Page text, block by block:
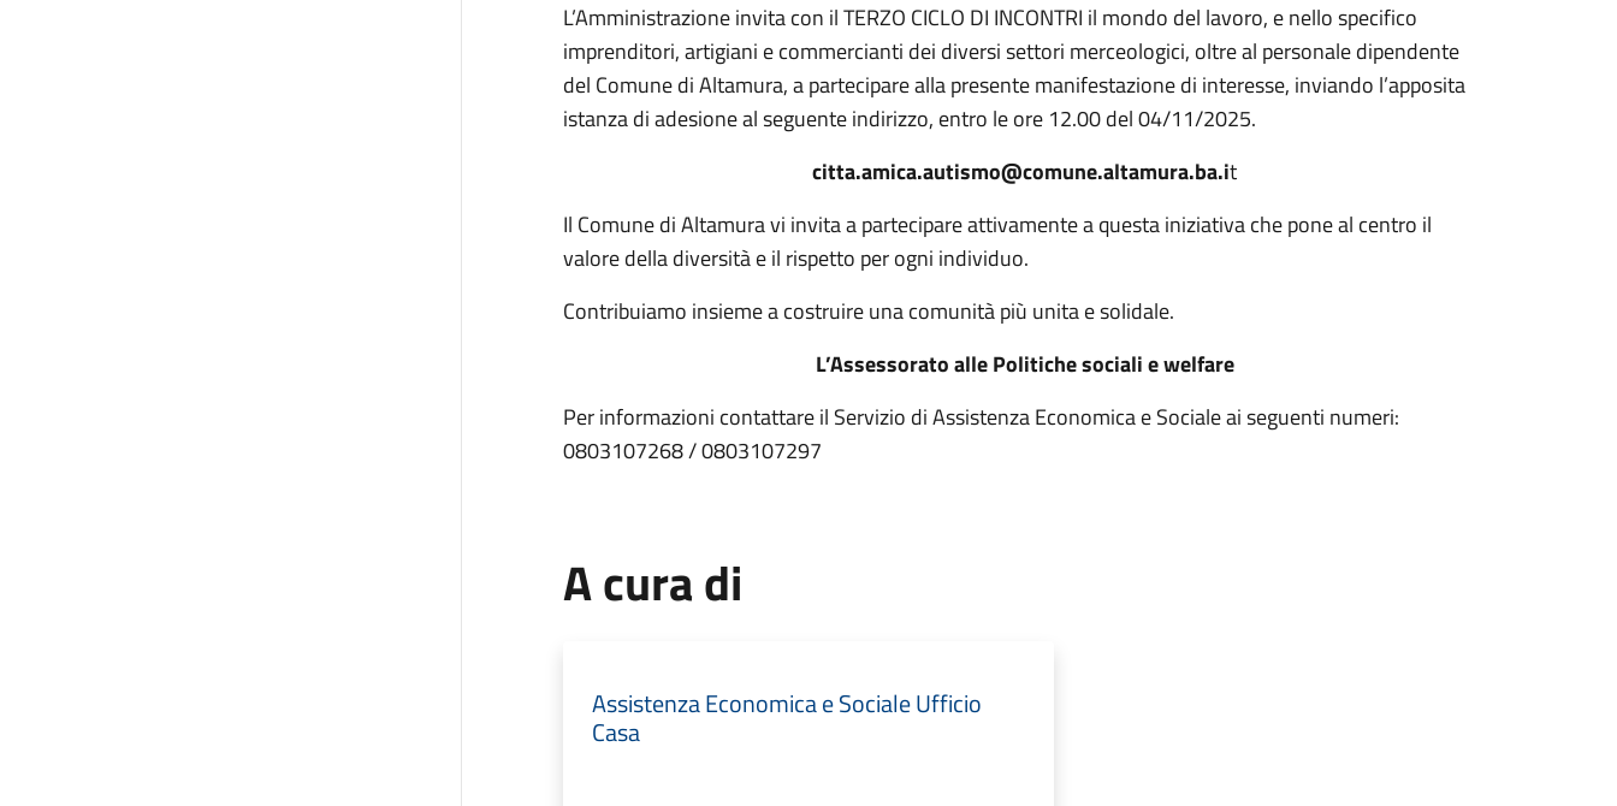
L’Amministrazione invita con il TERZO CICLO DI INCONTRI il mondo del lavoro, e nello specifico
imprenditori, artigiani e commercianti dei diversi settori merceologici, oltre al personale dipendente
del Comune di Altamura, a partecipare alla presente manifestazione di interesse, inviando l’apposita
istanza di adesione al seguente indirizzo, entro le ore 12.00 del 04/11/2025.
citta.amica.autismo@comune.altamura.ba.it
Il Comune di Altamura vi invita a partecipare attivamente a questa iniziativa che pone al centro il
valore della diversità e il rispetto per ogni individuo.
Contribuiamo insieme a costruire una comunità più unita e solidale.
L’Assessorato alle Politiche sociali e welfare
Per informazioni contattare il Servizio di Assistenza Economica e Sociale ai seguenti numeri:
0803107268 / 0803107297
A cura di
Assistenza Economica e Sociale Ufficio
Casa